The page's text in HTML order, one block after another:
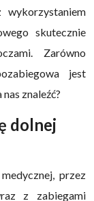
skutecznie
Zarówno
jest
znaleźć?
dolnej
przez
z zabiegami